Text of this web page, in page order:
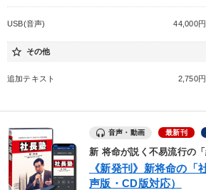
USB(音声) 44,000円
star_border その他
追加テキスト 2,750円
音声・動画 最新刊
新 将命が説く不易流行の「
《新発刊》新将命の「
声版・CD版対応）